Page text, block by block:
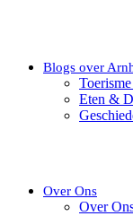
Blogs over
Eten &
Over Ons
Over